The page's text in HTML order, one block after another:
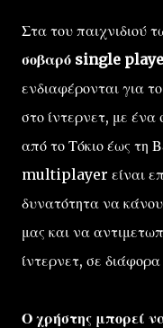
Στα του παιχνιδιού
σοβαρό single
ενδιαφέρονται για
στο ίντερνετ, με ένα
από το Τόκιο έως τη
multiplayer είναι
δυνατότητα να
μας και να
ίντερνετ, σε
Ο χρήστης μπορεί